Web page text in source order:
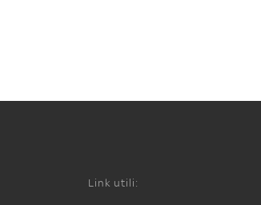
Link utili: